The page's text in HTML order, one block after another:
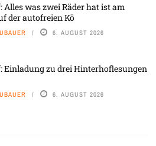
Alles was zwei Räder hat ist am
der autofreien Kö
6. AUGUST 2026
Einladung zu drei Hinterhoflesungen
6. AUGUST 2026